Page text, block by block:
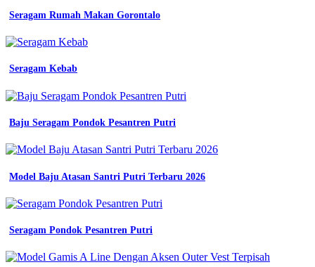
Seragam Rumah Makan Gorontalo
Seragam Kebab
Baju Seragam Pondok Pesantren Putri
Model Baju Atasan Santri Putri Terbaru 2026
Seragam Pondok Pesantren Putri